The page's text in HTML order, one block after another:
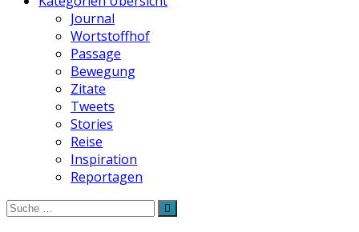
Journal
Wortstoffhof
Passage
Bewegung
Zitate
Tweets
Stories
Reise
Inspiration
Reportagen
Suche
nach: